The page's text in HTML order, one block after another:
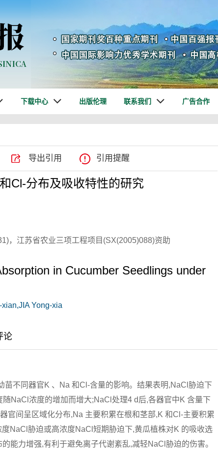
下载中心 出版伦理 联系我们 广告合作
导出引用 引用提醒
Cl-分布及吸收特性的研究
，江苏省农业三项工程项目(SX(2005)088)资助
in Cucumber Seedlings under
Yong-xia
论
不同器官K 、Na 和Cl-含量的影响。结果表明,NaCl胁迫下
NaCl浓度的增加而增大;NaCl处理4 d后,各器官中K 含量下
官间呈区域化分布,Na 主要积累在根和茎部,K 和Cl-主要积累
NaCl胁迫或高浓度NaCl短期胁迫下,黄瓜植株对K 的吸收选
能力增强,有利于避免离子代谢紊乱,减轻NaCl胁迫的伤害。